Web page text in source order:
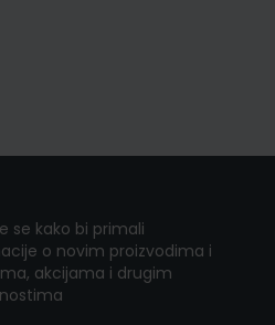
se kako bi primali
o novim proizvodima i
akcijama i drugim